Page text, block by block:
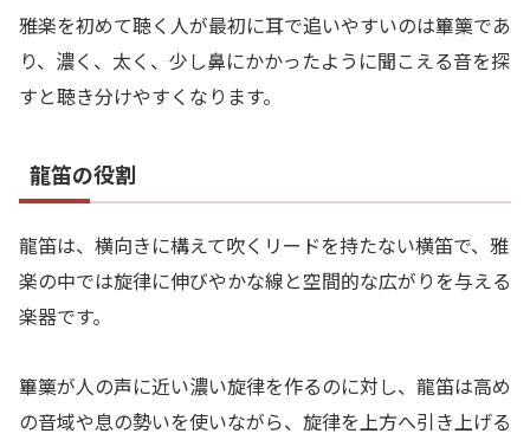
雅楽を初めて聴く人が最初に耳で追いやすいのは篳篥であ
り、濃く、太く、少し鼻にかかったように聞こえる音を探
すと聴き分けやすくなります。
龍笛の役割
龍笛は、横向きに構えて吹くリードを持たない横笛で、雅
楽の中では旋律に伸びやかな線と空間的な広がりを与える
楽器です。
篳篥が人の声に近い濃い旋律を作るのに対し、龍笛は高め
の音域や息の勢いを使いながら、旋律を上方へ引き上げる